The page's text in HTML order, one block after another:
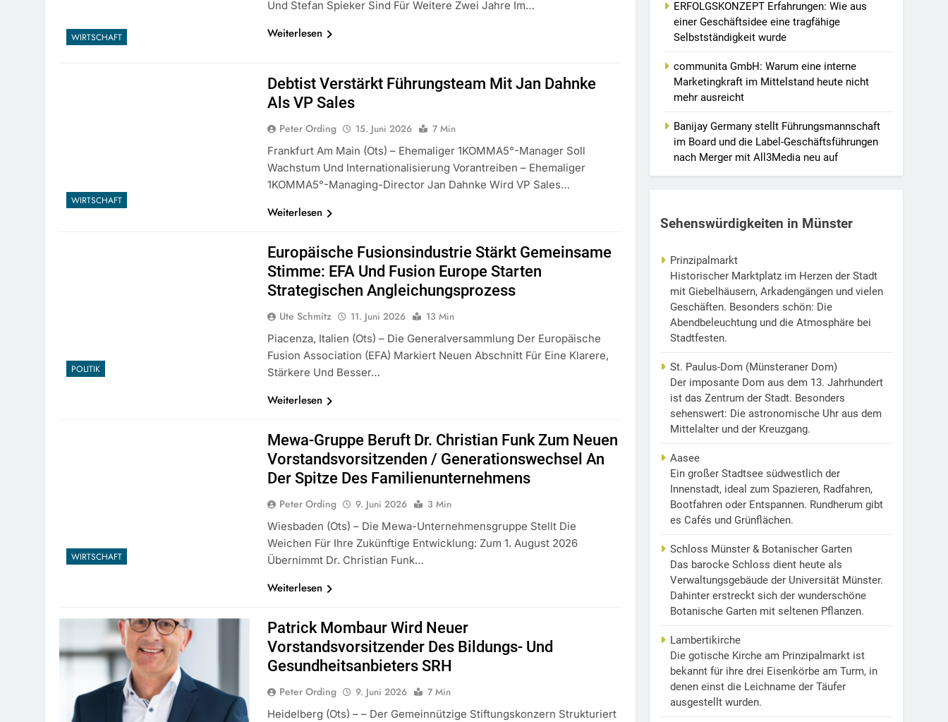
WIRTSCHAFT
Und Stefan Spieker Sind Für Weitere Zwei Jahre Im…
Weiterlesen
WIRTSCHAFT
Debtist Verstärkt Führungsteam Mit Jan Dahnke
Als VP Sales
Peter Ording 15. Juni 2026
7 Min
Frankfurt Am Main (ots) – Ehemaliger 1KOMMA5°-Manager Soll
Wachstum Und Internationalisierung Vorantreiben – Ehemaliger
1KOMMA5°-Managing-Director Jan Dahnke Wird VP Sales…
Weiterlesen
POLITIK
Europäische Fusionsindustrie Stärkt Gemeinsame
Stimme: EFA Und Fusion Europe Starten
Strategischen Angleichungsprozess
Ute Schmitz 11. Juni 2026
13 Min
Piacenza, Italien (ots) – Die Generalversammlung Der Europäische
Fusion Association (EFA) Markiert Neuen Abschnitt Für Eine Klarere,
Stärkere Und Besser…
Weiterlesen
WIRTSCHAFT
Mewa-Gruppe Beruft Dr. Christian Funk Zum Neuen
Vorstandsvorsitzenden / Generationswechsel An
Der Spitze Des Familienunternehmens
Peter Ording 9. Juni 2026
3 Min
Wiesbaden (ots) – Die Mewa-Unternehmensgruppe Stellt Die
Weichen Für Ihre Zukünftige Entwicklung: Zum 1. August 2026
Übernimmt Dr. Christian Funk…
Weiterlesen
Patrick Mombaur Wird Neuer
Vorstandsvorsitzender Des Bildungs- Und
Gesundheitsanbieters SRH
Peter Ording 9. Juni 2026
7 Min
Heidelberg (ots) – – Der Gemeinnützige Stiftungskonzern Strukturiert
ERFOLGSKONZEPT Erfahrungen: Wie aus
einer Geschäftsidee eine tragfähige
Selbstständigkeit wurde
communita GmbH: Warum eine interne
Marketingkraft im Mittelstand heute nicht
mehr ausreicht
Banijay Germany stellt Führungsmannschaft
im Board und die Label-Geschäftsführungen
nach Merger mit All3Media neu auf
Sehenswürdigkeiten in Münster
Prinzipalmarkt
Historischer Marktplatz im Herzen der Stadt
mit Giebelhäusern, Arkadengängen und vielen
Geschäften. Besonders schön: Die
Abendbeleuchtung und die Atmosphäre bei
Stadtfesten.
St. Paulus-Dom (Münsteraner Dom)
Der imposante Dom aus dem 13. Jahrhundert
ist das Zentrum der Stadt. Besonders
sehenswert: Die astronomische Uhr aus dem
Mittelalter und der Kreuzgang.
Aasee
Ein großer Stadtsee südwestlich der
Innenstadt, ideal zum Spazieren, Radfahren,
Bootfahren oder Entspannen. Rundherum gibt
es Cafés und Grünflächen.
Schloss Münster & Botanischer Garten
Das barocke Schloss dient heute als
Verwaltungsgebäude der Universität Münster.
Dahinter erstreckt sich der wunderschöne
Botanische Garten mit seltenen Pflanzen.
Lambertikirche
Die gotische Kirche am Prinzipalmarkt ist
bekannt für ihre drei Eisenkörbe am Turm, in
denen einst die Leichname der Täufer
ausgestellt wurden.